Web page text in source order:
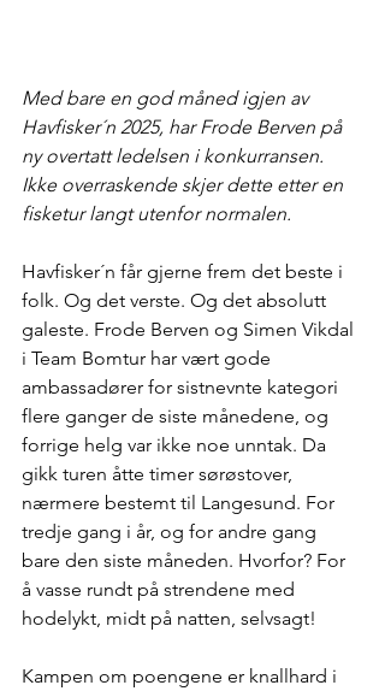
Med bare en god måned igjen av
Havfisker´n 2025, har Frode Berven på
ny overtatt ledelsen i konkurransen.
Ikke overraskende skjer dette etter en
fisketur langt utenfor normalen.
Havfisker´n får gjerne frem det beste i
folk. Og det verste. Og det absolutt
galeste. Frode Berven og Simen Vikdal
i Team Bomtur har vært gode
ambassadører for sistnevnte kategori
flere ganger de siste månedene, og
forrige helg var ikke noe unntak. Da
gikk turen åtte timer sørøstover,
nærmere bestemt til Langesund. For
tredje gang i år, og for andre gang
bare den siste måneden. Hvorfor? For
å vasse rundt på strendene med
hodelykt, midt på natten, selvsagt!
Kampen om poengene er knallhard i